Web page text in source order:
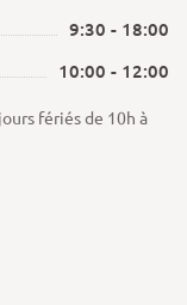
9:30 - 18:00
10:00 - 12:00
fériés de 10h à